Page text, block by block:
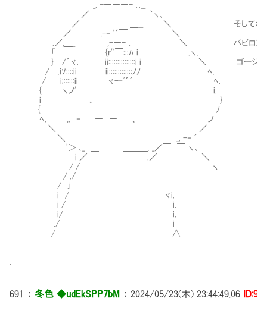
_. -―――- ､.__
／ ｀ヽ､
／ ＿__ ＼ そしてボクも貴方に認められ
／ ,-‐ ﾞ´￣ ＼
.／,＿_ ,-―- ､ ＼ バビロンの大
「 {r'ﾞ￣:::ﾊ i .ヽ.
} /´ヾ. ii:::::::::::::::i i ＼ ゴージャスPに認めら
/ .iｿ::::ii ii:::::::::::::ﾉﾉ ﾍ.
/ i;::::::ii ヾ-‐ﾞ´´ ﾍ.
{ ヽノ' i.
i 、 }
{ ﾉ
ﾍ. ,. ‐ ― ― 、 ノ
＼ ／
＼ _. -‐ ´
ﾞ＞ ､_ ＿ ＿＿＿. _／￣ ￣ ヽ、
i ／ ￣￣ .／ ＼
/ / ヽ
/ ./
/ .i
i / ヾi.
i / i.
i/ i.
./ i
/ ∧
691 ： 冬色 ◆udEkSPP7bM ： 2024/05/23(木) 23:44:49.06